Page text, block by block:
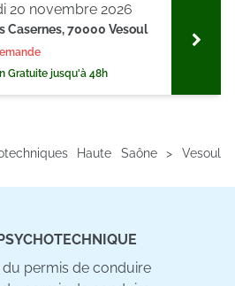
Casernes, 70000 Vesoul
Gratuite jusqu'à 48h
20 novembre 2026
Haute Saône>Vesoul
du permis de conduire